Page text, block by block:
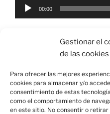
Gestionar el
de las cookies
Para ofrecer las mejores
cookies para almacenar y/o
consentimiento de estas
como el comportamiento de
en este sitio. No consentir o
00:00
COMENTARIOS
ARCHIVOS